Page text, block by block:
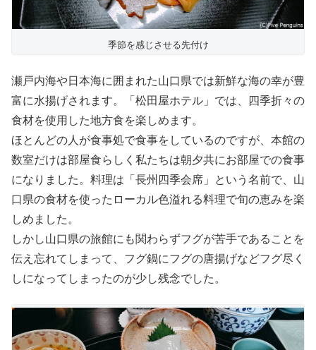
季節を感じさせる先付け
瀬戸内海や日本海に囲まれた山口県では新鮮な海の幸が豊
富に水揚げされます。「松田屋ホテル」では、四季折々の
食材を使用した地方食を楽しめます。
ほとんどの人が食事処で食事をしているのですが、本館の
数室だけは部屋食らしく私たちは朝夕共にお部屋での食事
になりました。料理は「長州四季会席」という名前で、山
口県の食材を使ったローカル色溢れる料理で旬の恵みを楽
しめました。
しかし山口県の旅館にも関わらずフグが苦手であることを
伝え忘れてしまって、フグ鍋にフグの唐揚げなどフグ尽く
しになってしまったのが少し残念でした。